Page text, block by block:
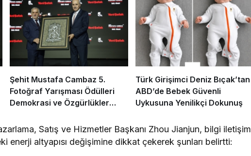
Şehit Mustafa Cambaz 5.
Fotoğraf Yarışması Ödülleri
Demokrasi ve Özgürlükler
Türk Girişimci Deniz Bıçak’tan
ABD’de Bebek Güvenli
Uykusuna Yenilikçi Dokunuş
Satış ve Hizmetler Başkanı Zhou Jianjun, bilgi iletişim
enerji altyapısı değişimine dikkat çekerek şunları belirtti: